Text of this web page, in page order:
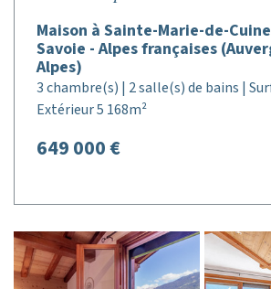
Maison à Sainte-Marie-de-
Savoie - Alpes françaises
Alpes)
3 chambre(s) | 2 salle(s) de bains |
Extérieur 5 168m²
649 000 €